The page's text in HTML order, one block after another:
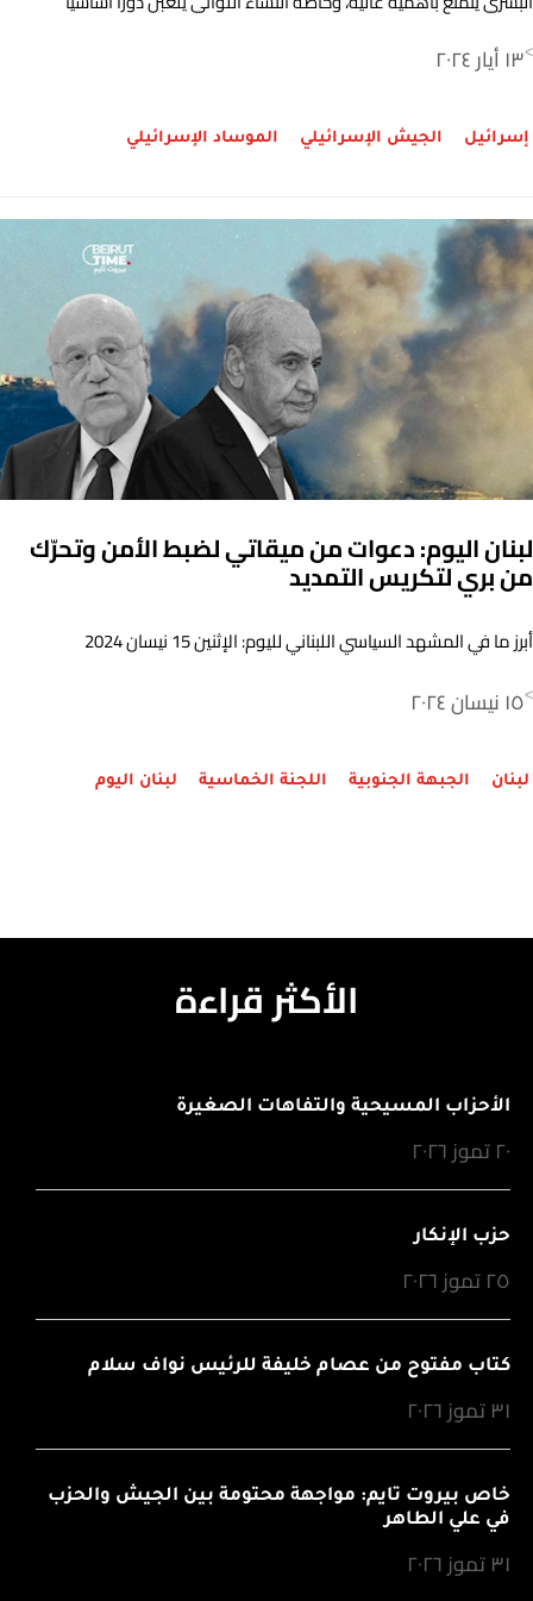
>١٣ أيار ٢٠٢٤
إسرائيل الجيش الإسرائيلي الموساد الإسرائيلي
لبنان اليوم: دعوات من ميقاتي لضبط الأمن وتحرّك
من بري لتكريس التمديد
أبرز ما في المشهد السياسي اللبناني لليوم: الإثنين 15 نيسان 2024
>١٥ نيسان ٢٠٢٤
لبنان الجبهة الجنوبية اللجنة الخماسية لبنان اليوم
الأكثر قراءة
الأحزاب المسيحية والتفاهات الصغيرة
٢٠ تموز ٢٠٢٦
حزب الإنكار
٢٥ تموز ٢٠٢٦
كتاب مفتوح من عصام خليفة للرئيس نواف سلام
٣١ تموز ٢٠٢٦
خاص بيروت تايم: مواجهة محتومة بين الجيش والحزب
في علي الطاهر
٣١ تموز ٢٠٢٦